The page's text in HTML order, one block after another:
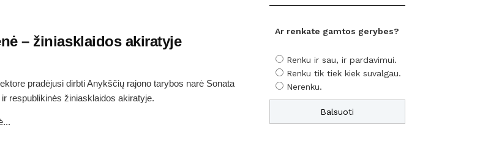
– žiniasklaidos akiratyje
pradėjusi dirbti Anykščių rajono tarybos narė Sonata
respublikinės žiniasklaidos akiratyje.
Ar renkate gamtos gerybes?
Renku ir sau, ir pardavimui.
Renku tik tiek kiek suvalgau.
Nerenku.